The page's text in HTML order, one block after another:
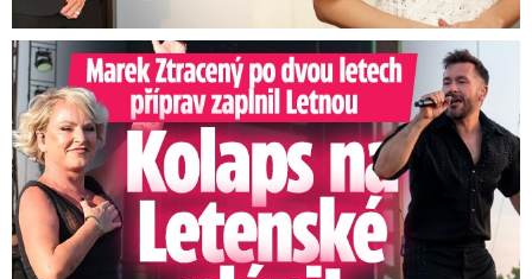
Marek Ztracený na Letné: Pártlová stopla koncert